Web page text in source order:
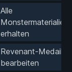
Alle
Monstermaterialien
erhalten
Revenant-
bearbeiten